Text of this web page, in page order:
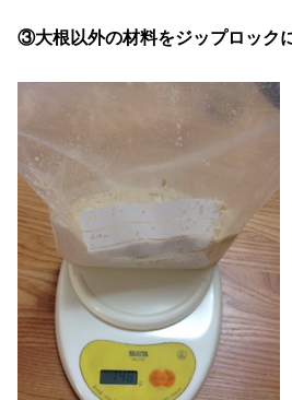
③大根以外の材料をジップロック